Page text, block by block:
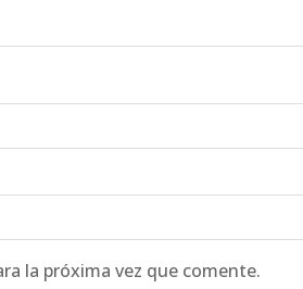
la próxima vez que comente.